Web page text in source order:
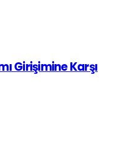
Girişimine Karşı